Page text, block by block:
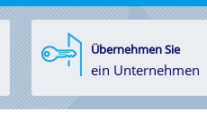
Übernehmen Sie
ein Unternehmen